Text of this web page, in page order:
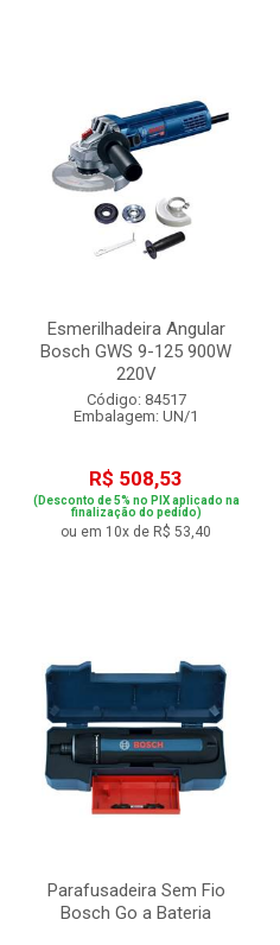
Esmerilhadeira Angular
Bosch GWS 9-125 900W
220V
Código: 84517
Embalagem: UN/1
R$ 508,53
(Desconto de 5% no PIX aplicado na
finalização do pedido)
ou em 10x de R$ 53,40
Parafusadeira Sem Fio
Bosch Go a Bateria